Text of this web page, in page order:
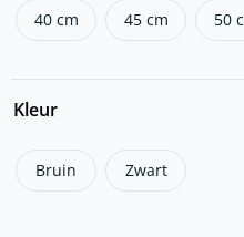
40 cm 45 cm 50
Kleur
Bruin Zwart